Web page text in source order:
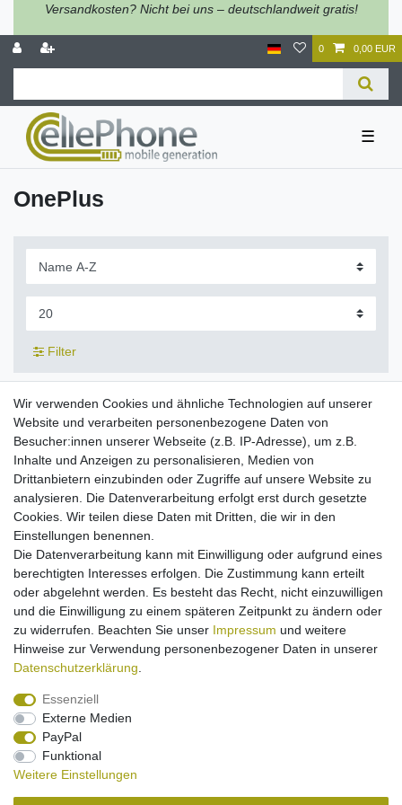
Versandkosten? Nicht bei uns – deutschlandweit gratis!
0 0,00 EUR
☰
OnePlus
Filter
[Paket] Ladegerät für OnePlus 3 3T 5 5T 6 6T 7
Pro 5G - 8 9 Pro - USB-C - 2A
15,95 € *
In den Warenkorb
inkl. ges. MwSt. Versandkosten
[Paket] Ladegerät micro-USB für OnePlus X
E1000 2 Global - One TD A0001 - 2A
14,95 € *
In den Warenkorb
Impressum Daten­schutz­erklärung
Wir verwenden Cookies und ähnliche Technologien auf unserer
Website und verarbeiten personenbezogene Daten von
Besucher:innen unserer Webseite (z.B. IP-Adresse), um z.B.
Inhalte und Anzeigen zu personalisieren, Medien von
Drittanbietern einzubinden oder Zugriffe auf unsere Website zu
analysieren. Die Datenverarbeitung erfolgt erst durch gesetzte
Cookies. Wir teilen diese Daten mit Dritten, die wir in den
Einstellungen benennen.
Die Datenverarbeitung kann mit Einwilligung oder aufgrund eines
berechtigten Interesses erfolgen. Die Zustimmung kann erteilt
oder abgelehnt werden. Es besteht das Recht, nicht einzuwilligen
und die Einwilligung zu einem späteren Zeitpunkt zu ändern oder
zu widerrufen. Beachten Sie unser Impressum und weitere
Hinweise zur Verwendung personenbezogener Daten in unserer
Daten­schutz­erklärung
Essenziell
Externe Medien
PayPal
Funktional
Weitere Einstellungen